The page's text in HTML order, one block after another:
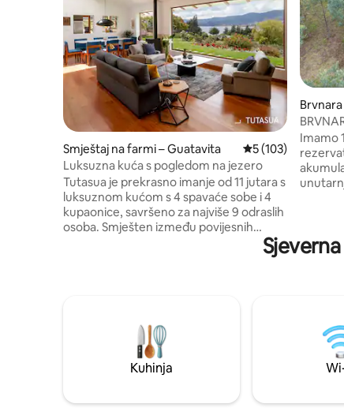
Smještaj na farmi – Guatavita Prosječna ocjena:
5 (103)
Luksuzna kuća s pogledom na jezero
Tutasua je prekrasno imanje od 11 jutara s
luksuznom kućom s 4 spavaće sobe i 4
kupaonice, savršeno za najviše 9 odraslih
osoba. Smješten između povijesnih
Guatavite i Sesquilea, udaljen je 1 1/4 sata
od Bogote i unutar njezina diplomatskog
jedrenju, planinarenju, vožnji kajakom,
skijanju, penjanju po stijenama itd. To je
ujedno i jedini objekt koji pruža privatni
pristup jezeru.
Imamo
u miru i
Kuhinja